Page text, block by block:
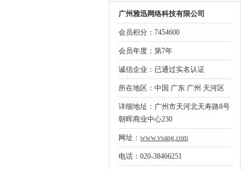
广州雅迅网络科技有限公司
会员积分：7454600
会员年度：第7年
诚信企业：已通过实名认证
所在地区：中国 广东 广州 天河区
详细地址：广州市天河北天寿路8号
朝晖商业中心230
网址： www.vsang.com
电话：020-38466251